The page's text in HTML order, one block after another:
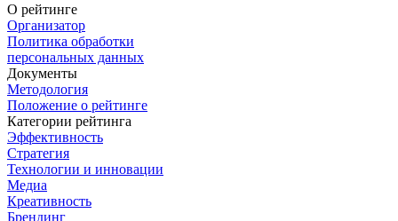
О рейтинге
Организатор
Политика обработки
персональных данных
Документы
Методология
Положение о рейтинге
Категории рейтинга
Эффективность
Стратегия
Технологии и инновации
Медиа
Креативность
Брендинг